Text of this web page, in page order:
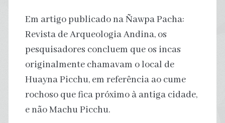
Em artigo publicado na Ñawpa Pacha:
Revista de Arqueologia Andina, os
pesquisadores concluem que os incas
originalmente chamavam o local de
Huayna Picchu, em referência ao cume
rochoso que fica próximo à antiga cidade,
e não Machu Picchu.